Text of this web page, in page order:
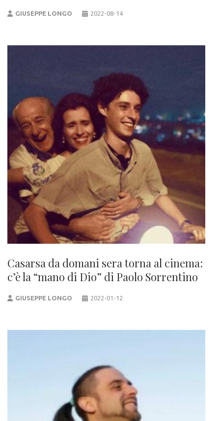
GIUSEPPE LONGO 2022-08-14
Casarsa da domani sera torna al cinema:
c’è la “mano di Dio” di Paolo Sorrentino
GIUSEPPE LONGO 2022-01-12